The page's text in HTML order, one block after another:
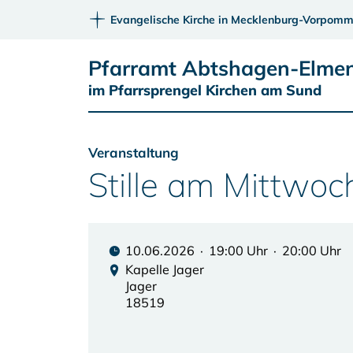
Evangelische Kirche in Mecklenburg-
Pfarramt Abtshagen-
im Pfarrsprengel Kirchen am Sund
Veranstaltung
Stille am
10.06.2026 · 19:00 Uhr · 20:00 Uhr
Kapelle Jager
Jager
18519